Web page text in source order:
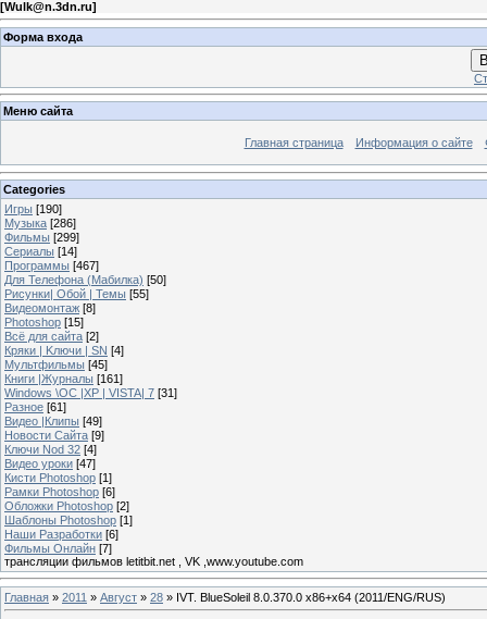
[Wulk@n.3dn.ru]
Форма входа
Меню сайта
Главная страница Информация о сайте
Categories
Игры [190]
Музыка [286]
Фильмы [299]
Сериалы [14]
Программы [467]
Для Телефона (Мабилка) [50]
Рисунки| Обой | Темы [55]
Видеомонтаж [8]
Photoshop [15]
Всё для сайта [2]
Кряки | Kлючи | SN [4]
Мультфильмы [45]
Книги |Журналы [161]
Windows \OC |XP | VISTA| 7 [31]
Разное [61]
Видео |Клипы [49]
Новости Сайта [9]
Ключи Nod 32 [4]
Видео уроки [47]
Кисти Photoshop [1]
Рамки Photoshop [6]
Обложки Photoshop [2]
Шаблоны Photoshop [1]
Наши Разработки [6]
Фильмы Онлайн [7]
трансляции фильмов letitbit.net , VK ,www.youtube.com
Главная » 2011 » Август » 28 » IVT. BlueSoleil 8.0.370.0 x86+x64 (2011/ENG/RUS)